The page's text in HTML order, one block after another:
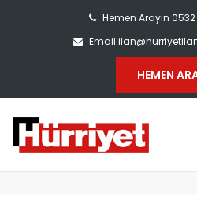
Hemen Arayın
HEMEN